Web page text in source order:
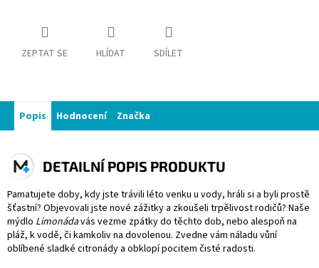
ZEPTAT SE HLÍDAT SDÍLET
Popis Hodnocení Značka
DETAILNÍ POPIS PRODUKTU
Pamatujete doby, kdy jste trávili léto venku u vody, hráli si a byli prostě
šťastní? Objevovali jste nové zážitky a zkoušeli trpělivost rodičů? Naše
mýdlo Limonádavás vezme zpátky do těchto dob, nebo alespoň na
pláž, k vodě, či kamkoliv na dovolenou. Zvedne vám náladu vůní
oblíbené sladké citronády a obklopí pocitem čisté radosti.